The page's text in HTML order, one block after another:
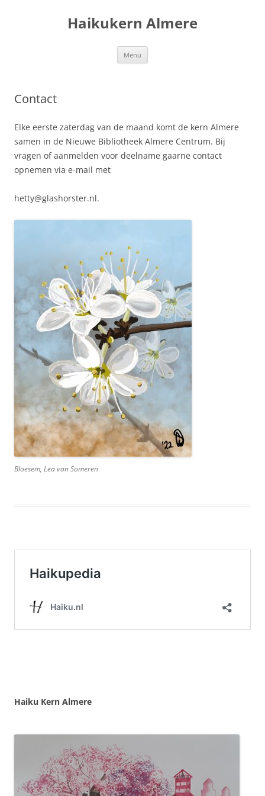
Haikukern Almere
Menu
Contact
Elke eerste zaterdag van de maand komt de kern Almere
samen in de Nieuwe Bibliotheek Almere Centrum. Bij
vragen of aanmelden voor deelname gaarne contact
opnemen via e-mail met
hetty@glashorster.nl.
Bloesem, Lea van Someren
Haiku Kern Almere